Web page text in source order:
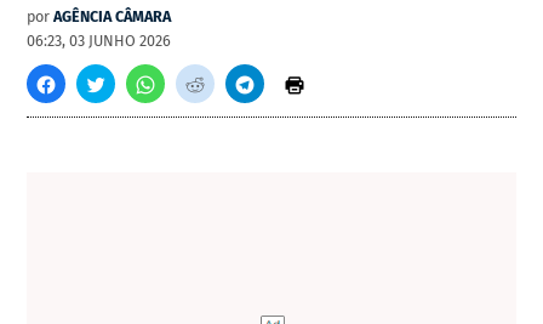
por AGÊNCIA CÂMARA
06:23, 03 JUNHO 2026